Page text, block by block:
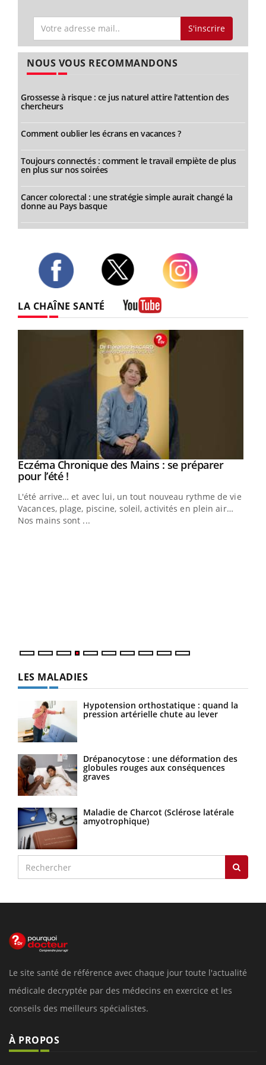
S'inscrire
NOUS VOUS RECOMMANDONS
Grossesse à risque : ce jus naturel attire l'attention des
chercheurs
Comment oublier les écrans en vacances ?
Toujours connectés : comment le travail empiète de plus
en plus sur nos soirées
Cancer colorectal : une stratégie simple aurait changé la
donne au Pays basque
LA CHAÎNE SANTÉ
Youtube
Eczéma Chronique des Mains : se préparer
pour l’été !Youtube
L'été arrive… et avec lui, un tout nouveau rythme de vie !
Vacances, plage, piscine, soleil, activités en plein air…
Nos mains sont ...
LES MALADIES
Hypotension orthostatique : quand la
pression artérielle chute au lever
Drépanocytose : une déformation des
globules rouges aux conséquences
graves
Maladie de Charcot (Sclérose latérale
amyotrophique)
Le site santé de référence avec chaque jour toute l'actualité
médicale decryptée par des médecins en exercice et les
conseils des meilleurs spécialistes.
À PROPOS